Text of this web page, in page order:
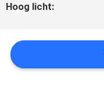
OFFERTE
Hoog licht: